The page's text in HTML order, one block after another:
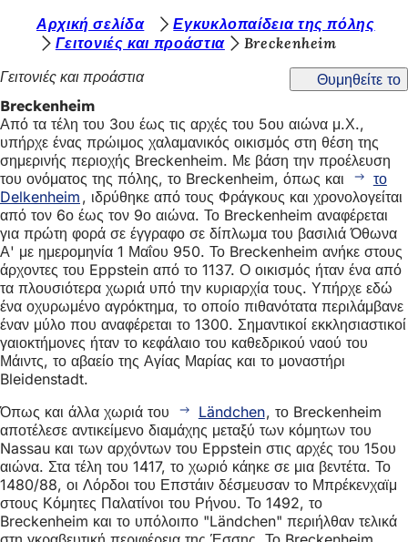
Μετάβαση στο περιεχόμενο
ί
σ
κ
ε
σ
τ
ε
ε
δ
ώ
:
Αρχική σελίδα
Εγκυκλοπαίδεια της πόλης
Γειτονιές και προάστια
Breckenheim
Γειτονιές και προάστια
Θυμηθείτε το
Breckenheim
Από τα τέλη του 3ου έως τις αρχές του 5ου αιώνα μ.Χ.,
υπήρχε ένας πρώιμος χαλαμανικός οικισμός στη θέση της
σημερινής περιοχής Breckenheim. Με βάση την προέλευση
του ονόματος της πόλης, το Breckenheim, όπως και
το
Delkenheim , ιδρύθηκε από τους Φράγκους και χρονολογείται
από τον 6ο έως τον 9ο αιώνα. Το Breckenheim αναφέρεται
για πρώτη φορά σε έγγραφο σε δίπλωμα του βασιλιά Όθωνα
Α' με ημερομηνία 1 Μαΐου 950. Το Breckenheim ανήκε στους
άρχοντες του Eppstein από το 1137. Ο οικισμός ήταν ένα από
τα πλουσιότερα χωριά υπό την κυριαρχία τους. Υπήρχε εδώ
ένα οχυρωμένο αγρόκτημα, το οποίο πιθανότατα περιλάμβανε
έναν μύλο που αναφέρεται το 1300. Σημαντικοί εκκλησιαστικοί
γαιοκτήμονες ήταν το κεφάλαιο του καθεδρικού ναού του
Μάιντς, το αβαείο της Αγίας Μαρίας και το μοναστήρι
Bleidenstadt.
Όπως και άλλα χωριά του
Ländchen, το Breckenheim
αποτέλεσε αντικείμενο διαμάχης μεταξύ των κόμητων του
Nassau και των αρχόντων του Eppstein στις αρχές του 15ου
αιώνα. Στα τέλη του 1417, το χωριό κάηκε σε μια βεντέτα. Το
1480/88, οι Λόρδοι του Επστάιν δέσμευσαν το Μπρέκενχαϊμ
στους Κόμητες Παλατίνοι του Ρήνου. Το 1492, το
Breckenheim και το υπόλοιπο "Ländchen" περιήλθαν τελικά